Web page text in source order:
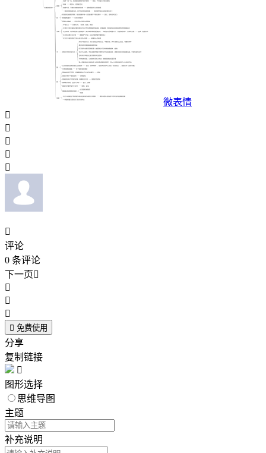
微表情






评论
0 条评论
下一页



 免费使用
分享
复制链接

图形选择
思维导图
主题
补充说明